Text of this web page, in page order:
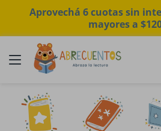
Aprovechá 6 cuotas sin
mayores a